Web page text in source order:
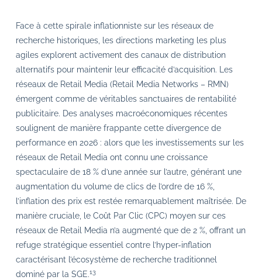
Face à cette spirale inflationniste sur les réseaux de
recherche historiques, les directions marketing les plus
agiles explorent activement des canaux de distribution
alternatifs pour maintenir leur efficacité d’acquisition. Les
réseaux de Retail Media (Retail Media Networks – RMN)
émergent comme de véritables sanctuaires de rentabilité
publicitaire. Des analyses macroéconomiques récentes
soulignent de manière frappante cette divergence de
performance en 2026 : alors que les investissements sur les
réseaux de Retail Media ont connu une croissance
spectaculaire de 18 % d’une année sur l’autre, générant une
augmentation du volume de clics de l’ordre de 16 %,
l’inflation des prix est restée remarquablement maîtrisée. De
manière cruciale, le Coût Par Clic (CPC) moyen sur ces
réseaux de Retail Media n’a augmenté que de 2 %, offrant un
refuge stratégique essentiel contre l’hyper-inflation
caractérisant l’écosystème de recherche traditionnel
dominé par la SGE.13